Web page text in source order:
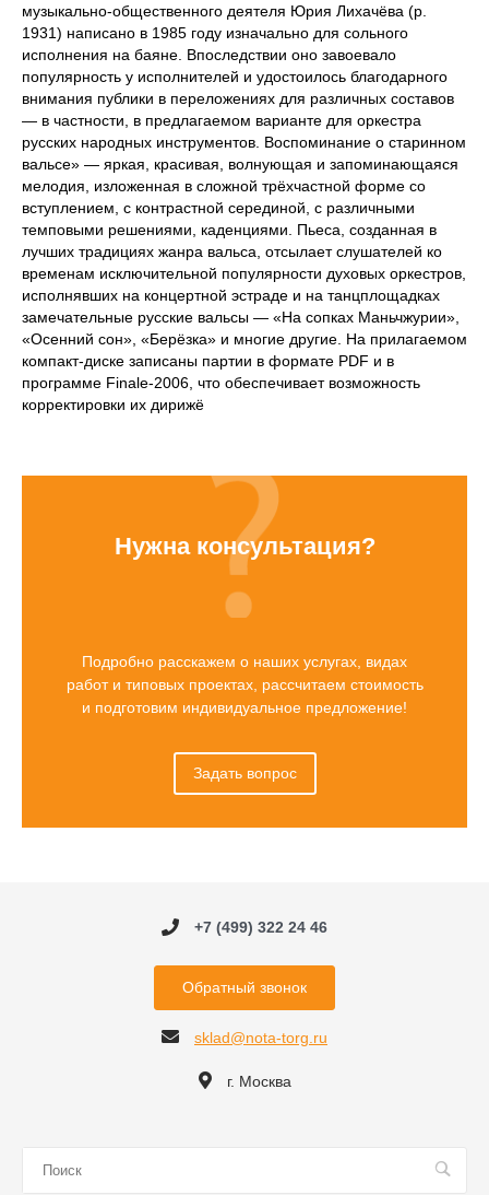
музыкально-общественного деятеля Юрия Лихачёва (р.
1931) написано в 1985 году изначально для сольного
исполнения на баяне. Впоследствии оно завоевало
популярность у исполнителей и удостоилось благодарного
внимания публики в переложениях для различных составов
— в частности, в предлагаемом варианте для оркестра
русских народных инструментов. Воспоминание о старинном
вальсе» — яркая, красивая, волнующая и запоминающаяся
мелодия, изложенная в сложной трёхчастной форме со
вступлением, с контрастной серединой, с различными
темповыми решениями, каденциями. Пьеса, созданная в
лучших традициях жанра вальса, отсылает слушателей ко
временам исключительной популярности духовых оркестров,
исполнявших на концертной эстраде и на танцплощадках
замечательные русские вальсы — «На сопках Маньчжурии»,
«Осенний сон», «Берёзка» и многие другие. На прилагаемом
компакт-диске записаны партии в формате PDF и в
программе Finale-2006, что обеспечивает возможность
корректировки их дирижё
Нужна консультация?
Подробно расскажем о наших услугах, видах
работ и типовых проектах, рассчитаем стоимость
и подготовим индивидуальное предложение!
Задать вопрос
+7 (499) 322 24 46
Обратный звонок
sklad@nota-torg.ru
г. Москва